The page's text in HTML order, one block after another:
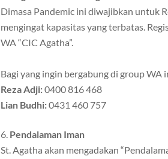
Dimasa Pandemic ini diwajibkan untuk
mengingat kapasitas yang terbatas.
WA “CIC Agatha”.
Bagi yang ingin bergabung di group WA
Reza Adji:0400 816 468
Lian Budhi:0431 460 757
Pendalaman Iman
St. Agatha akan mengadakan